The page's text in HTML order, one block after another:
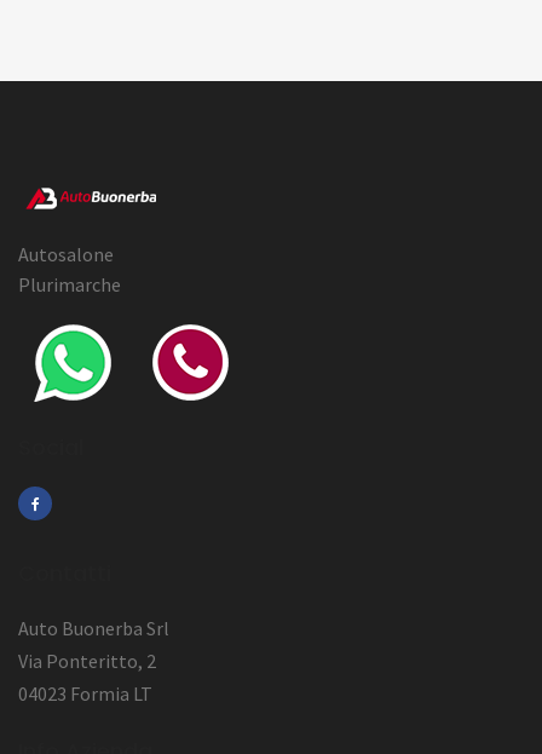
Autosalone
Plurimarche
Auto Buonerba Srl
Via Ponteritto, 2
04023 Formia LT